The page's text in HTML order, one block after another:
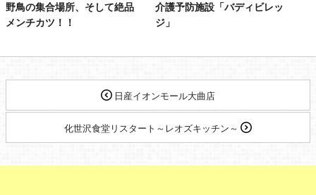
野鳥の集合場所、そして絶品
メンチカツ！！
介護予防施設「バディビレッ
ジ」
日産イオンモール大曲店
化世沢食堂リスタート～レオズキッチン～